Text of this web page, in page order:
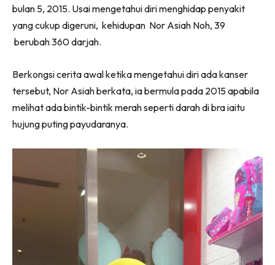
bulan 5, 2015. Usai mengetahui diri menghidap penyakit
yang cukup digeruni, kehidupan Nor Asiah Noh, 39
berubah 360 darjah.
Berkongsi cerita awal ketika mengetahui diri ada kanser
tersebut, Nor Asiah berkata, ia bermula pada 2015 apabila
melihat ada bintik-bintik merah seperti darah di bra iaitu
hujung puting payudaranya.